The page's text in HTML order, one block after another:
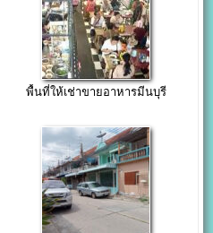
พื้นที่ให้เช่าขายอาหารมีนบุรี